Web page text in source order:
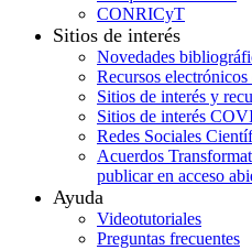
CONRICyT
Sitios de interés
Novedades
Recursos
Sitios de interés y
Sitios de interés
Redes Sociales
Acuerdos
publicar en acceso
Ayuda
Videotutoriales
Preguntas frecuentes